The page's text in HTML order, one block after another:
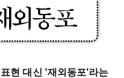
현 대신 '재외동포'라는